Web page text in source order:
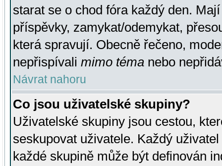
starat se o chod fóra každý den.
příspěvky, zamykat/odemykat,
která spravují. Obecně řečeno,
nepřispívali mimo téma nebo
Návrat nahoru
Co jsou uživatelské skupiny?
Uživatelské skupiny jsou cestou,
seskupovat uživatele. Každý
každé skupině může být definován